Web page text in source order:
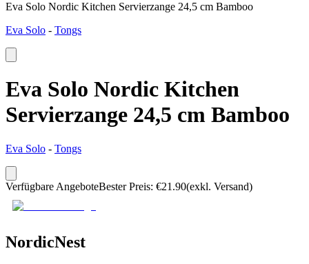
Eva Solo Nordic Kitchen Servierzange 24,5 cm Bamboo
Eva Solo - Tongs
Eva Solo Nordic Kitchen
Servierzange 24,5 cm Bamboo
Eva Solo - Tongs
Verfügbare AngeboteBester Preis: €21.90(exkl. Versand)
NordicNest